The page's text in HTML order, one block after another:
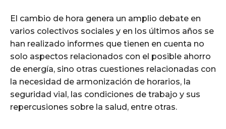
El cambio de hora genera un amplio debate en
varios colectivos sociales y en los últimos años se
han realizado informes que tienen en cuenta no
solo aspectos relacionados con el posible ahorro
de energía, sino otras cuestiones relacionadas con
la necesidad de armonización de horarios, la
seguridad vial, las condiciones de trabajo y sus
repercusiones sobre la salud, entre otras.